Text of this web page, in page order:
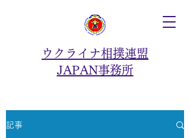
ウクライナ相撲連盟
JAPAN事務所
記事